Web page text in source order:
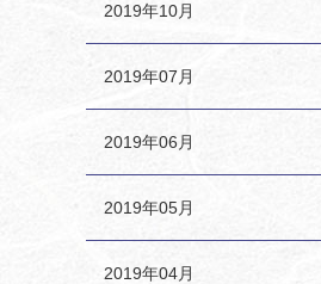
2019年10月
2019年07月
2019年06月
2019年05月
2019年04月